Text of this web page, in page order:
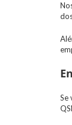
Se